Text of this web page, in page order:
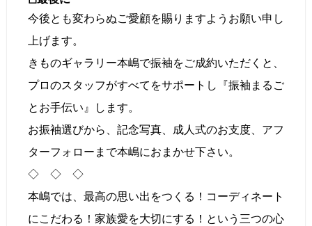
今後とも変わらぬご愛顧を賜りますようお願い申し
上げます。
きものギャラリー本嶋で振袖をご成約いただくと、
プロのスタッフがすべてをサポートし『振袖まるご
とお手伝い』します。
お振袖選びから、記念写真、成人式のお支度、アフ
ターフォローまで本嶋におまかせ下さい。
◇ ◇ ◇
本嶋では、最高の思い出をつくる！コーディネート
にこだわる！家族愛を大切にする！という三つの心